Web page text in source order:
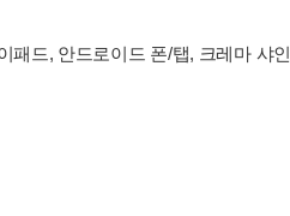
패드, 안드로이드 폰/탭, 크레마 샤인